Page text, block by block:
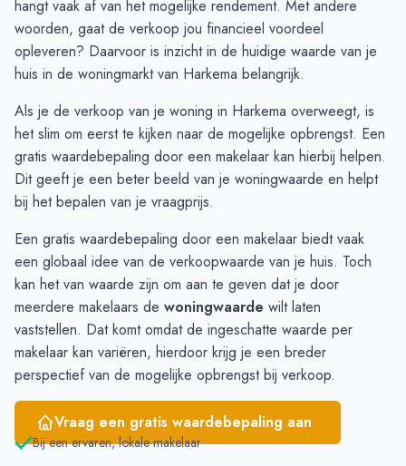
Oktober
€ 439.692
€ 390.063
November € 436.000 € 454.127
December
€ 423.500
€ 441.104
€ 391.285
Februari
€ 383.800 € 404.714
Maart
€ 526.000 € 369.697
April
€ 673.333 € 441.864
Mei
€ 574.400 € 307.500
Juni
€ 510.125 € 500.453
hangt vaak af van het mogelijke rendement. Met andere
woorden, gaat de verkoop jou financieel voordeel
opleveren? Daarvoor is inzicht in de huidige waarde van je
huis in de woningmarkt van Harkema belangrijk.
Als je de verkoop van je woning in Harkema overweegt, is
het slim om eerst te kijken naar de mogelijke opbrengst. Een
gratis waardebepaling door een makelaar kan hierbij helpen.
Dit geeft je een beter beeld van je woningwaarde en helpt
bij het bepalen van je vraagprijs.
Een gratis waardebepaling door een makelaar biedt vaak
een globaal idee van de verkoopwaarde van je huis. Toch
kan het van waarde zijn om aan te geven dat je door
meerdere makelaars de woningwaarde wilt laten
vaststellen. Dat komt omdat de ingeschatte waarde per
makelaar kan variëren, hierdoor krijg je een breder
perspectief van de mogelijke opbrengst bij verkoop.
Vraag een gratis waardebepaling aan
Bij een ervaren, lokale makelaar